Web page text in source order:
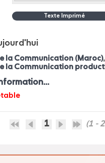
Texte Imprimé
la Communication (Maroc)
la Communication
1 (1 -